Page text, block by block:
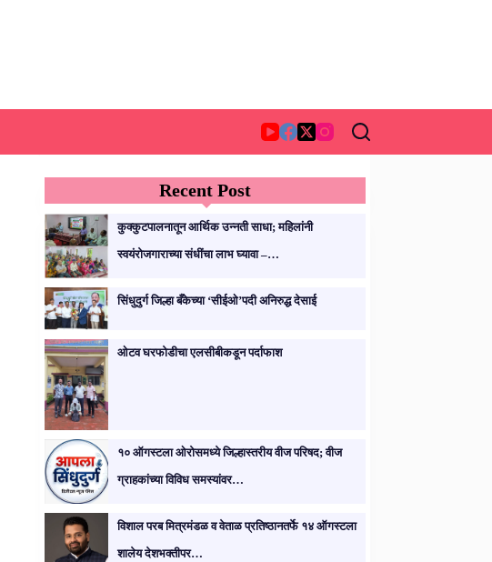
Recent Post
कुक्कुटपालनातून आर्थिक उन्नती साधा; महिलांनी
स्वयंरोजगाराच्या संधींचा लाभ घ्यावा –…
सिंधुदुर्ग जिल्हा बँकेच्या ‘सीईओ’पदी अनिरुद्ध देसाई
ओटव घरफोडीचा एलसीबीकडून पर्दाफाश
१० ऑगस्टला ओरोसमध्ये जिल्हास्तरीय वीज परिषद; वीज
ग्राहकांच्या विविध समस्यांवर…
विशाल परब मित्रमंडळ व वेताळ प्रतिष्ठानतर्फे १४ ऑगस्टला
शालेय देशभक्तीपर…